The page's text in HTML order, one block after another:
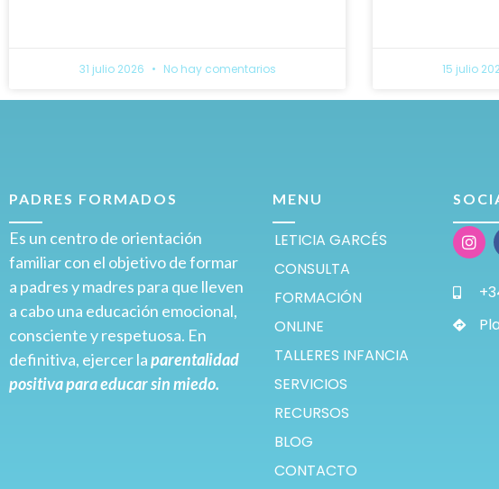
31 julio 2026 No hay comentarios 15 julio
PADRES FORMADOS
Es un centro de orientación
familiar con el objetivo de formar
a padres y madres para que lleven
a cabo una educación emocional,
consciente y respetuosa. En
definitiva, ejercer laparentalidad
positiva para educar sin miedo.
MENU
LETICIA GARCÉS
CONSULTA
FORMACIÓN
ONLINE
TALLERES INFANCIA
SERVICIOS
RECURSOS
BLOG
CONTACTO